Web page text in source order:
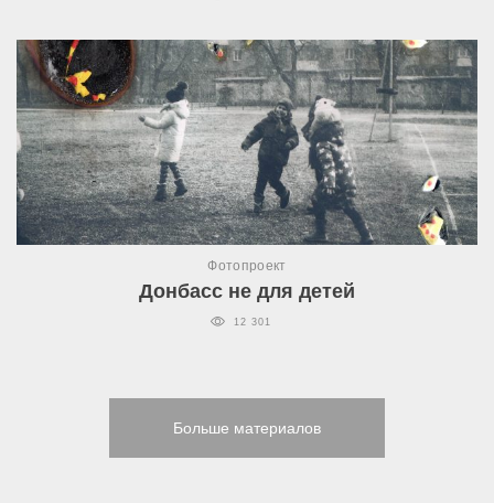
Фотопроект
Донбасс не для детей
12 301
Больше материалов